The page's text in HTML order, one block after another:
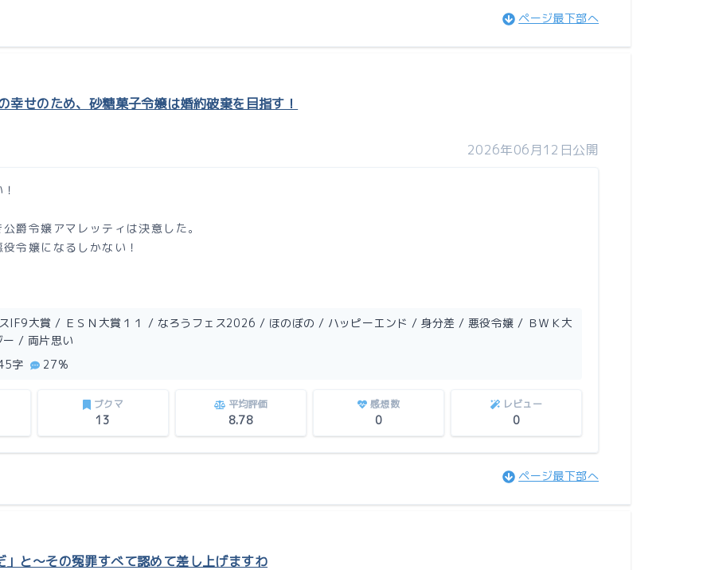
ページ最下部へ
幸せのため、砂糖菓子令嬢は婚約破棄を目指す！
2026年06月12日公開
爵令嬢アマレッティは決意した。
令嬢になるしかない！
IF9大賞 / ＥＳＮ大賞１１ / なろうフェス2026 / ほのぼの / ハッピーエンド / 身分差 / 悪役令嬢 / ＢＷＫ大
/ 両片思い
字 27%
ブクマ
13
平均評価
8.78
感想数
0
レビュー
0
ページ最下部へ
と〜その冤罪すべて認めて差し上げますわ